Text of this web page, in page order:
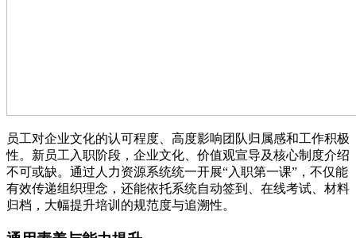
员工对企业文化的认可程度、高度影响团队归属感和工作积极
性。新员工入职阶段，企业文化、价值观宣导及核心制度介绍
不可或缺。通过人力资源系统统一开展“入职第一课”，不仅能
有效传递组织理念，还能依托系统自动签到、在线考试、材料
归档，大幅提升培训的规范度与追溯性。